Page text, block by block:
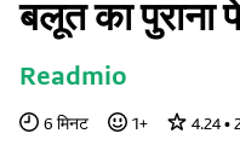
बलूत का पुराना
Readmio
6 मिनट 1+ 4.24•